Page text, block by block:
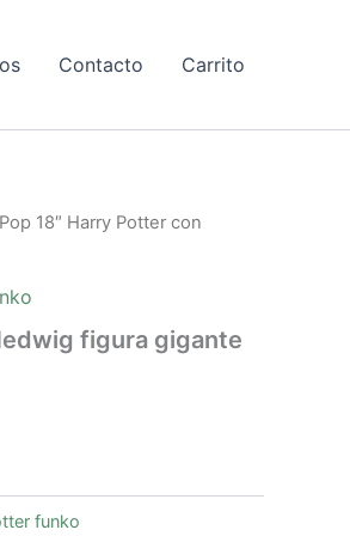
Contacto Carrito
18″ Harry Potter con
figura gigante
funko